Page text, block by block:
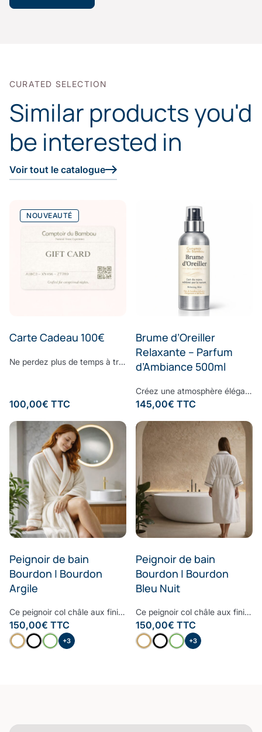
CURATED SELECTION
Similar products you'd
be interested in
Voir tout le catalogue
NOUVEAUTÉ
Carte Cadeau 100€
Ne perdez plus de temps à trouver le cadeau parfait. Surprenez vos proches avec le cadeau dont ils ont toujours rêvé : offrez-leur la E-Carte Cadeau Comptoir du Bambou pour leur permettre de réaliser toutes leurs envies. Choisissez le montant à créditer sur la carte cadeau, ajoutez un message personnalisé et laissez la magie Comptoir du Bambou opérer.
100,00€ TTC
Brume d’Oreiller
Relaxante – Parfum
d’Ambiance 500ml
Créez une atmosphère élégante et apaisante, à chaque instant.Vaporisez cette brume d’ambiance dans votre intérieur pour diffuser une signature olfactive raffinée, subtile et enveloppante. Sa composition associe une eau de bambou délicate à des notes fraîches d’écorces de bergamote et de feuilles de basilic, légèrement froissées. Une fragrance contemporaine où la douceur végétale rencontre la vivacité des agrumes, pour un équilibre parfaitement maîtrisé. À la fois fraîche, naturelle et sophistiquée, cette senteur transforme vos espaces en véritables lieux de bien-être, inspirés des plus beaux établissements. Formulée sans ingrédients synthétiques controversés, elle respecte votre environnement tout en sublimant votre intérieur. Sillage : bergamote - bambou - basilic - musc
145,00€ TTC
Peignoir de bain
Bourdon | Bourdon
Argile
Ce peignoir col châle aux finitions raffinées et haut de gamme est le peignoir à avoir dans sa salle de bain. Moelleux, doux et très confortable, le bourdon embelli ce peignoir pour lui donner un style contemporain et cosy. Confectionné à partir d’une des fibres les plus nobles, la Fibre B., ce peignoir est ultra-doux, absorbant et sèche rapidement. Notre linge de bain participe avec style à votre bien-être et à la protection de la planète. Nos Collections de linge de bain sont fabriquées dans les meilleurs ateliers d’Europe.
150,00€ TTC
+3
Peignoir de bain
Bourdon | Bourdon
Bleu Nuit
Ce peignoir col châle aux finitions raffinées et haut de gamme est le peignoir à avoir dans sa salle de bain. Moelleux, doux et très confortable, le bourdon embelli ce peignoir pour lui donner un style contemporain et cosy. Confectionné à partir d’une des fibres les plus nobles, la Fibre B., ce peignoir est ultra-doux, absorbant et sèche rapidement. Notre linge de bain participe avec style à votre bien-être et à la protection de la planète. Nos Collections de linge de bain sont fabriquées dans les meilleurs ateliers d’Europe.
150,00€ TTC
+3